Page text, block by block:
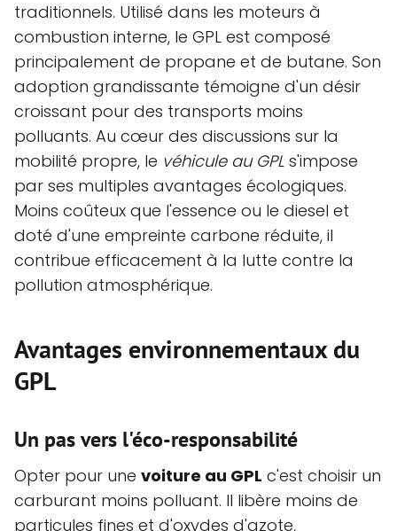
traditionnels. Utilisé dans les moteurs à
combustion interne, le GPL est composé
principalement de propane et de butane. Son
adoption grandissante témoigne d'un désir
croissant pour des transports moins
polluants. Au cœur des discussions sur la
mobilité propre, le véhicule au GPL s'impose
par ses multiples avantages écologiques.
Moins coûteux que l'essence ou le diesel et
doté d'une empreinte carbone réduite, il
contribue efficacement à la lutte contre la
pollution atmosphérique.
Avantages environnementaux du
GPL
Un pas vers l'éco-responsabilité
Opter pour une voiture au GPL c'est choisir un
carburant moins polluant. Il libère moins de
particules fines et d'oxydes d'azote,